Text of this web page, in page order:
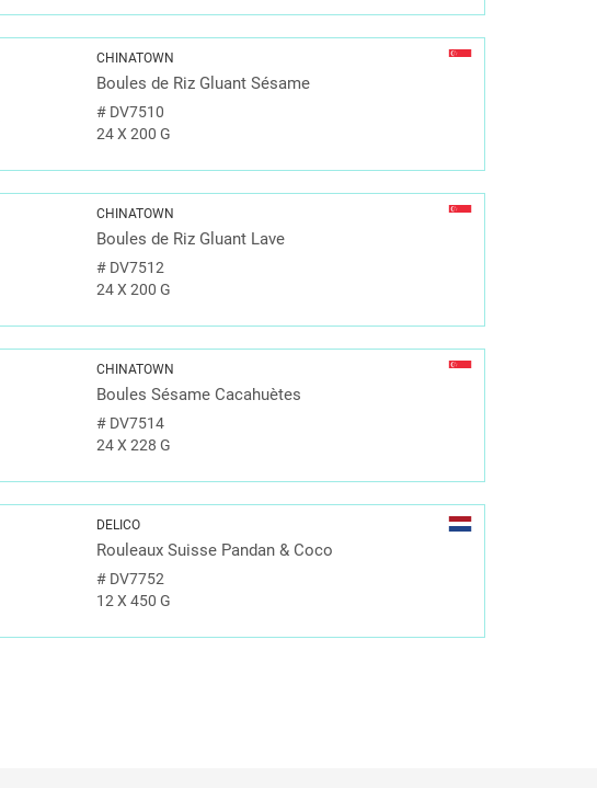
CHINATOWN
Boules de Riz Gluant Sésame
# DV7510
24 X 200 G
CHINATOWN
Boules de Riz Gluant Lave
# DV7512
24 X 200 G
CHINATOWN
Boules Sésame Cacahuètes
# DV7514
24 X 228 G
DELICO
Rouleaux Suisse Pandan & Coco
# DV7752
12 X 450 G